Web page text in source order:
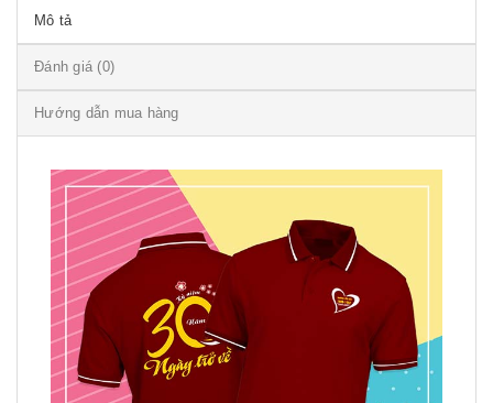
Mô tả
Đánh giá (0)
Hướng dẫn mua hàng